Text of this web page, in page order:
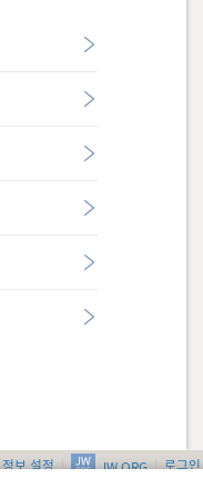
보 설정 JW.ORG 로그인